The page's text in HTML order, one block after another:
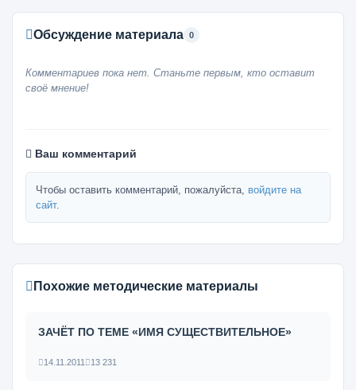
Обсуждение материала 0
Комментариев пока нет. Станьте первым, кто оставит
своё мнение!
Ваш комментарий
Чтобы оставить комментарий, пожалуйста, войдите на
сайт.
Похожие методические материалы
ЗАЧЁТ ПО ТЕМЕ «ИМЯ СУЩЕСТВИТЕЛЬНОЕ»
14.11.2011 13 231